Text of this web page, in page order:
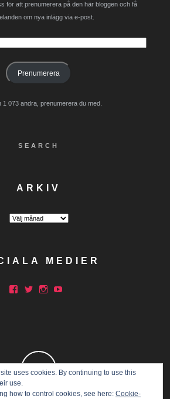
för att prenumerera på den här bloggen och få
om nya inlägg via e-post.
Prenumerera
1 073 andra, prenumerera du med.
SEARCH
ARKIV
Arkiv
MEDIER
Facebook
Twitter
Instagram
uses cookies. By continuing to use this
use.
how to control cookies, see here: Cookie-